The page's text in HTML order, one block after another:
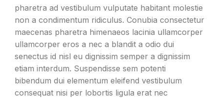
pharetra ad vestibulum vulputate habitant molestie
non a condimentum ridiculus. Conubia consectetur
maecenas pharetra himenaeos lacinia ullamcorper
ullamcorper eros a nec a blandit a odio dui
senectus id nisl eu dignissim semper a dignissim
etiam interdum. Suspendisse sem potenti
bibendum dui elementum eleifend vestibulum
consequat nisi per lobortis ligula erat nec